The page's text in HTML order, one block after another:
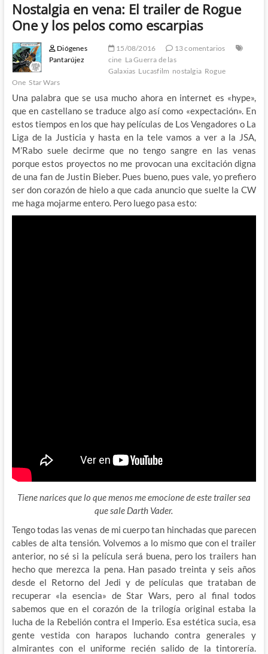
Nostalgia en vena: El trailer de Rogue
One y los pelos como escarpias
Diógenes
Pantarújez
15/08/2016
13 comentarios
cine La Guerra de las
Galaxias Lucasfilm nostalgia Rogue
One Star Wars
Una palabra que se usa mucho ahora en internet es «hype»,
que en castellano se traduce algo así como «expectación». En
estos tiempos en los que hay películas de Los Vengadores o La
Liga de la Justicia y hasta en la tele vamos a ver a la JSA,
M’Rabo suele decirme que no tengo sangre en las venas
porque estos proyectos no me provocan una excitación digna
de una fan de Justin Bieber. Pues bueno, pues vale, yo prefiero
ser don corazón de hielo a que cada anuncio que suelte la CW
me haga mojarme entero. Pero luego pasa esto:
Tiene narices que lo que menos me emocione de este trailer sea
que sale Darth Vader.
Tengo todas las venas de mi cuerpo tan hinchadas que parecen
cables de alta tensión. Volvemos a lo mismo que con el trailer
anterior, no sé si la película será buena, pero los trailers han
hecho que merezca la pena. Han pasado treinta y seis años
desde el Retorno del Jedi y de películas que trataban de
recuperar «la esencia» de Star Wars, pero al final todos
sabemos que en el corazón de la trilogía original estaba la
lucha de la Rebelión contra el Imperio. Esa estética sucia, esa
gente vestida con harapos luchando contra generales y
almirantes con el uniforme recién salido de la tintorería.